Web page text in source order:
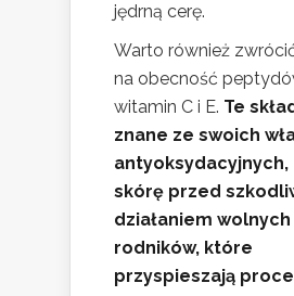
jędrną cerę.
Warto również
na obecność
witamin C i E. Te
znane ze swoich
antyoksydacyjnych,
skórę przed
działaniem wolnych
rodników, które
przyspieszają